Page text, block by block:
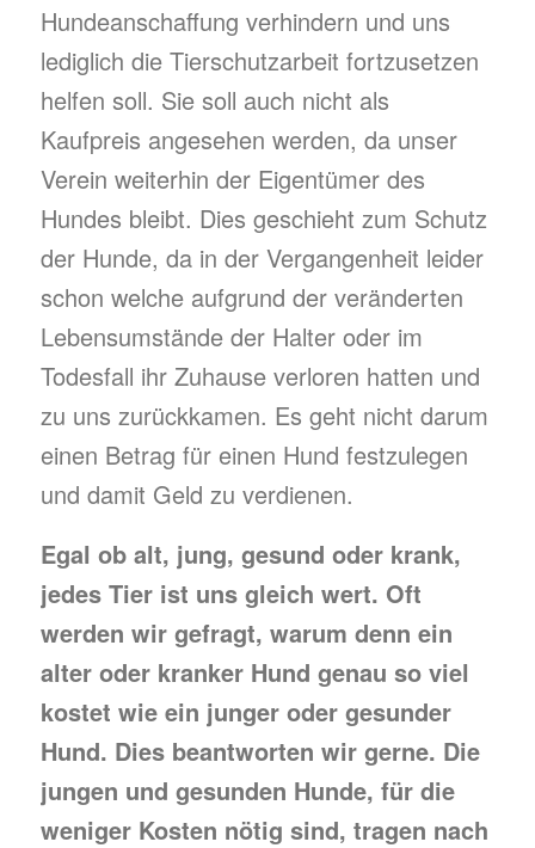
Hundeanschaffung verhindern und uns
lediglich die Tierschutzarbeit fortzusetzen
helfen soll. Sie soll auch nicht als
Kaufpreis angesehen werden, da unser
Verein weiterhin der Eigentümer des
Hundes bleibt. Dies geschieht zum Schutz
der Hunde, da in der Vergangenheit leider
schon welche aufgrund der veränderten
Lebensumstände der Halter oder im
Todesfall ihr Zuhause verloren hatten und
zu uns zurückkamen. Es geht nicht darum
einen Betrag für einen Hund festzulegen
und damit Geld zu verdienen.
Egal ob alt, jung, gesund oder krank,
jedes Tier ist uns gleich wert. Oft
werden wir gefragt, warum denn ein
alter oder kranker Hund genau so viel
kostet wie ein junger oder gesunder
Hund. Dies beantworten wir gerne. Die
jungen und gesunden Hunde, für die
weniger Kosten nötig sind, tragen nach